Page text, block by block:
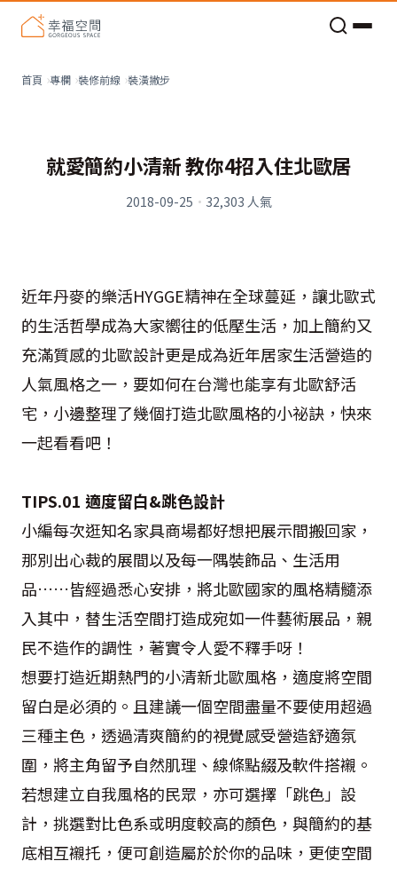
首頁 專欄 裝修前線 裝潢撇步
就愛簡約小清新 教你4招入住北歐居
2018-09-25 · 32,303 人氣
近年丹麥的樂活HYGGE精神在全球蔓延，讓北歐式
的生活哲學成為大家嚮往的低壓生活，加上簡約又
充滿質感的北歐設計更是成為近年居家生活營造的
人氣風格之一，要如何在台灣也能享有北歐舒活
宅，小邊整理了幾個打造北歐風格的小祕訣，快來
一起看看吧！
TIPS.01 適度留白&跳色設計
小編每次逛知名家具商場都好想把展示間搬回家，
那別出心裁的展間以及每一隅裝飾品、生活用
品……皆經過悉心安排，將北歐國家的風格精髓添
入其中，替生活空間打造成宛如一件藝術展品，親
民不造作的調性，著實令人愛不釋手呀！
想要打造近期熱門的小清新北歐風格，適度將空間
留白是必須的。且建議一個空間盡量不要使用超過
三種主色，透過清爽簡約的視覺感受營造舒適氛
圍，將主角留予自然肌理、線條點綴及軟件搭襯。
若想建立自我風格的民眾，亦可選擇「跳色」設
計，挑選對比色系或明度較高的顏色，與簡約的基
底相互襯托，便可創造屬於於你的品味，更使空間